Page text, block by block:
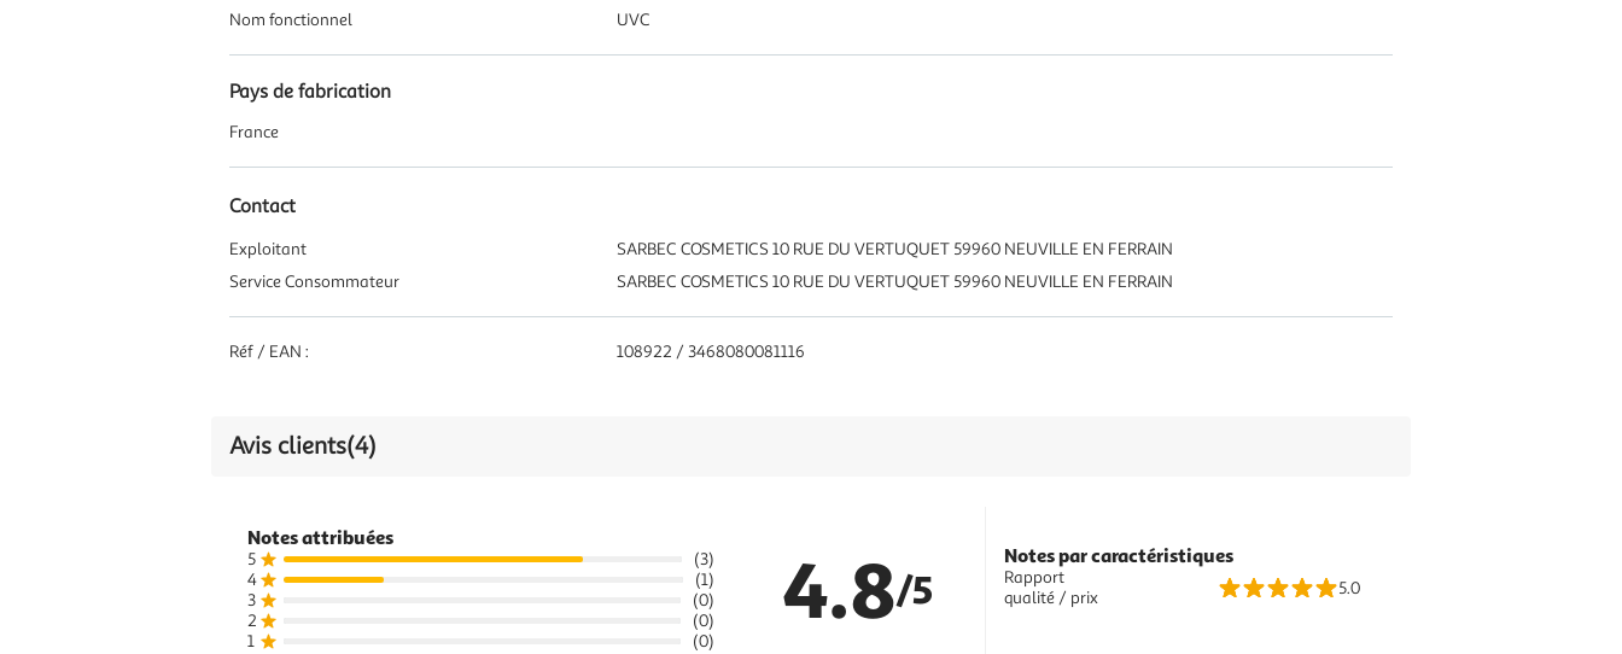
Nom fonctionnel
UVC
Pays de fabrication
France
Contact
Exploitant
SARBEC COSMETICS 10 RUE DU VERTUQUET 59960 NEUVILLE EN FERRAIN
Service Consommateur
SARBEC COSMETICS 10 RUE DU VERTUQUET 59960 NEUVILLE EN FERRAIN
Réf / EAN : 108922 / 3468080081116
Avis clients(4)
Notes attribuées
5
(3)
4
(1)
3
(0)
2
(0)
1
(0)
4.8/5
Notes par caractéristiques
Rapport
qualité / prix
5.0